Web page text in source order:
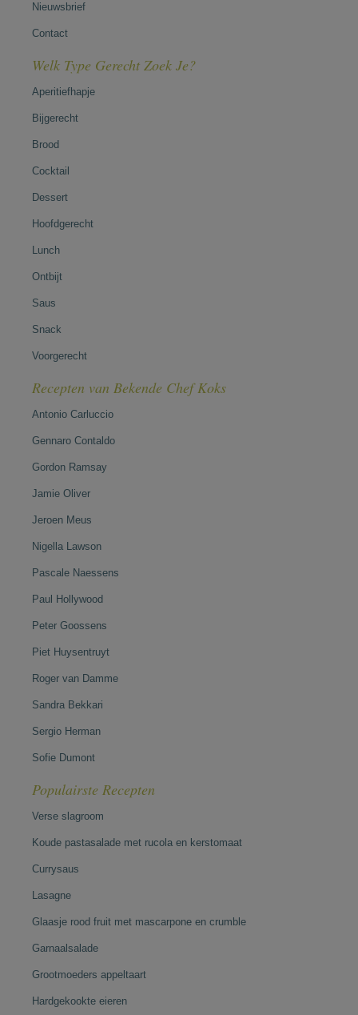
Nieuwsbrief
Contact
Welk Type Gerecht Zoek Je?
Aperitiefhapje
Bijgerecht
Brood
Cocktail
Dessert
Hoofdgerecht
Lunch
Ontbijt
Saus
Snack
Voorgerecht
Recepten van Bekende Chef Koks
Antonio Carluccio
Gennaro Contaldo
Gordon Ramsay
Jamie Oliver
Jeroen Meus
Nigella Lawson
Pascale Naessens
Paul Hollywood
Peter Goossens
Piet Huysentruyt
Roger van Damme
Sandra Bekkari
Sergio Herman
Sofie Dumont
Populairste Recepten
Verse slagroom
Koude pastasalade met rucola en kerstomaat
Currysaus
Lasagne
Glaasje rood fruit met mascarpone en crumble
Garnaalsalade
Grootmoeders appeltaart
Hardgekookte eieren